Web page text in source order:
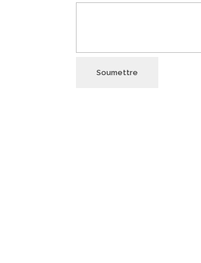
Soumettre